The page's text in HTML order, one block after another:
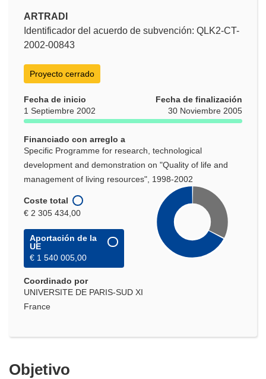
ARTRADI
Identificador del acuerdo de subvención: QLK2-CT-
2002-00843
Proyecto cerrado
Fecha de inicio
1 Septiembre 2002
Fecha de finalización
30 Noviembre 2005
Financiado con arreglo a
Specific Programme for research, technological
development and demonstration on "Quality of life and
management of living resources", 1998-2002
Coste total
€ 2 305 434,00
Aportación de la
UE
€ 1 540 005,00
Coordinado por
UNIVERSITE DE PARIS-SUD XI
France
Objetivo